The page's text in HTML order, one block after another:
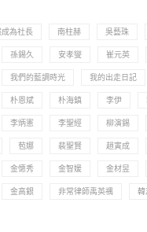
成為社長 南柱赫 吳藝珠
孫錫久 安孝燮 崔元英
我們的藍調時光 我的出走日記
朴恩斌 朴海鎮 李伊
李炳憲 李聖經 柳演錫
苞娜 裴聖賢 趙寅成
金憓秀 金智媛 金材昱
金高銀 非常律師禹英禑 韓